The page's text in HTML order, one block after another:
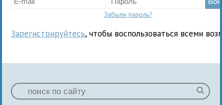
Забыли пароль?
Зарегистрируйтесь, чтобы воспользоваться всеми